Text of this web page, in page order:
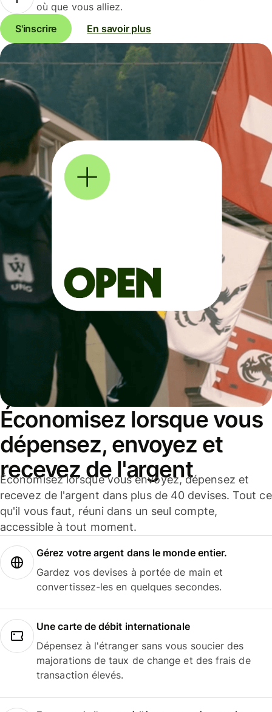
où que vous alliez.
S'inscrire
En savoir plus
Économisez lorsque vous
dépensez, envoyez et
recevez de l'argent
Économisez lorsque vous envoyez, dépensez et
recevez de l'argent dans plus de 40 devises. Tout ce
qu'il vous faut, réuni dans un seul compte,
accessible à tout moment.
Gérez votre argent dans le monde entier.
Gardez vos devises à portée de main et
convertissez-les en quelques secondes.
Une carte de débit internationale
Dépensez à l'étranger sans vous soucier des
majorations de taux de change et des frais de
transaction élevés.